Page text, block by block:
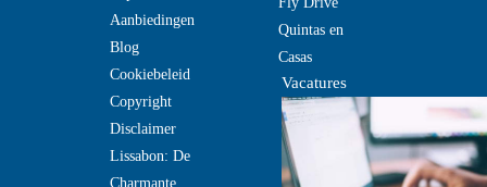
Aanbiedingen
Blog
Cookiebeleid
Copyright
Disclaimer
Lissabon: De
Charmante
Quintas en
Casas
Vacatures